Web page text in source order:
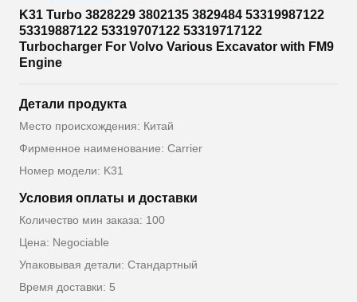
K31 Turbo 3828229 3802135 3829484 53319987122
53319887122 53319707122 53319717122
Turbocharger For Volvo Various Excavator with FM9
Engine
Детали продукта
Место происхождения: Китай
Фирменное наименование: Carrier
Номер модели: K31
Условия оплаты и доставки
Количество мин заказа: 100
Цена: Negociable
Упаковывая детали: Стандартный
Время доставки: 5